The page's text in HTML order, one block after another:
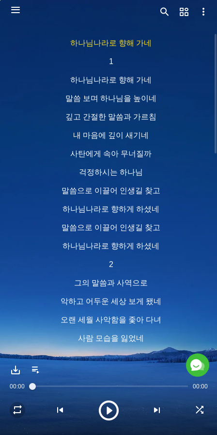
하나님나라로 향해 가네
1
하나님나라로 향해 가네
말씀 보며 하나님을 높이네
깊고 간절한 말씀과 가르침
내 마음에 깊이 새기네
사탄에게 속아 무너질까
걱정하시는 하나님
말씀으로 이끌어 인생길 찾고
하나님나라로 향하게 하셨네
말씀으로 이끌어 인생길 찾고
하나님나라로 향하게 하셨네
2
그의 말씀과 사역으로
악하고 어두운 세상 보게 됐네
오랜 세월 사악함을 좇아 다녀
사람 모습을 잃었네
희망 없이 세상을 헤매며
말씀으로 성장시키셨네
00:00 00:00